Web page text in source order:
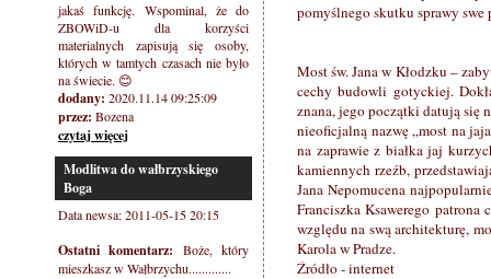
jakaś funkcję. Wspominal, że do
ZBOWiD-u dla korzyści
materialnych zapisują się osoby,
których w tamtych czasach nie było
na świecie. 😊
dodany: 2020.11.14 09:25:09
przez: Bozena
czytaj więcej
Modlitwa do wałbrzyskiego
Boga
Data newsa: 2011-05-15 20:15
Ostatni komentarz: Boże, który
mieszkasz w Wałbrzychu.............
pomyślnego skutku sprawy swe
Most św. Jana w Kłodzku –
cechy budowli gotyckiej.
znana, jego początki datują się
nieoficjalną nazwę „most na
na zaprawie z białka jaj
kamiennych rzeźb,
Jana Nepomucena
Franciszka Ksawerego patrona
względu na swą architekturę,
Karola w Pradze.
Źródło - internet